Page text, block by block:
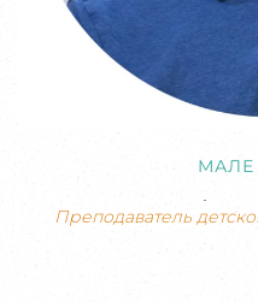
МАЛЕ
Преподаватель